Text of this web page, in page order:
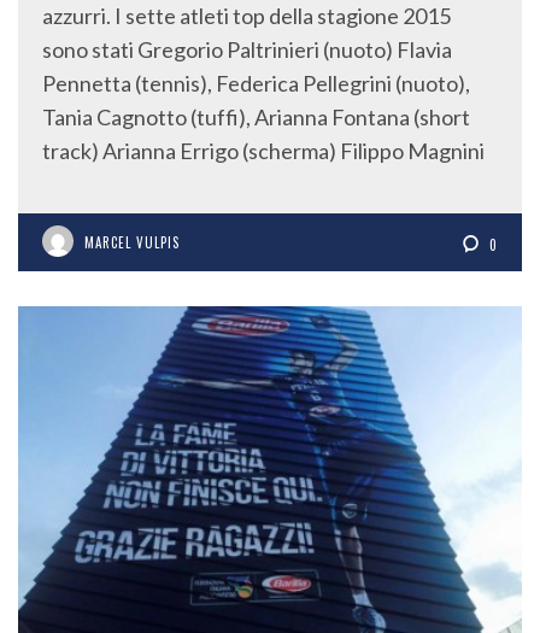
azzurri. I sette atleti top della stagione 2015
sono stati Gregorio Paltrinieri (nuoto) Flavia
Pennetta (tennis), Federica Pellegrini (nuoto),
Tania Cagnotto (tuffi), Arianna Fontana (short
track) Arianna Errigo (scherma) Filippo Magnini
MARCEL VULPIS 0